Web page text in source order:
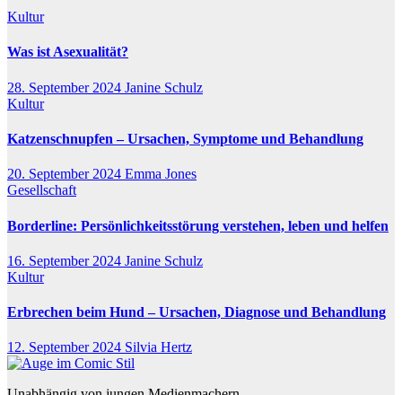
Kultur
Was ist Asexualität?
28. September 2024 Janine Schulz
Kultur
Katzenschnupfen – Ursachen, Symptome und Behandlung
20. September 2024 Emma Jones
Gesellschaft
Borderline: Persönlichkeitsstörung verstehen, leben und helfen
16. September 2024 Janine Schulz
Kultur
Erbrechen beim Hund – Ursachen, Diagnose und Behandlung
12. September 2024 Silvia Hertz